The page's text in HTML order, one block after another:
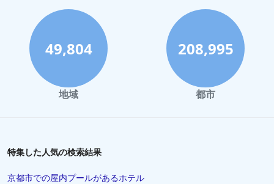
石川県での屋内プールがあるホテル
仙台市での屋内プールがあるホテル
那須での屋内プールがあるホテル
岐阜市での屋内プールがあるホテル
49,804
地域
208,995
都市
特集した人気の検索結果
京都市での屋内プールがあるホテル